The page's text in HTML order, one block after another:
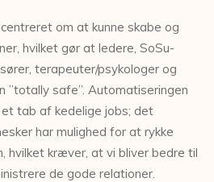
om at kunne skabe og
hvilket gør at ledere, SoSu-
terapeuter/psykologer og
safe”. Automatiseringen
tab af kedelige jobs; det
har mulighed for at rykke
hvilket kræver, at vi bliver bedre til
de gode relationer.